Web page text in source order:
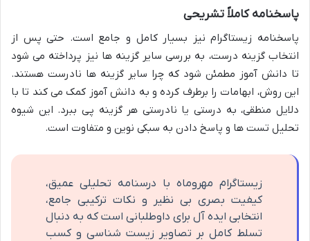
پاسخنامه کاملاً تشریحی
پاسخنامه زیستاگرام نیز بسیار کامل و جامع است. حتی پس از
انتخاب گزینه درست، به بررسی سایر گزینه ها نیز پرداخته می شود
تا دانش آموز مطمئن شود که چرا سایر گزینه ها نادرست هستند.
این روش، ابهامات را برطرف کرده و به دانش آموز کمک می کند تا با
دلایل منطقی، به درستی یا نادرستی هر گزینه پی ببرد. این شیوه
تحلیل تست ها و پاسخ دادن به سبکی نوین و متفاوت است.
زیستاگرام مهروماه با درسنامه تحلیلی عمیق،
کیفیت بصری بی نظیر و نکات ترکیبی جامع،
انتخابی ایده آل برای داوطلبانی است که به دنبال
تسلط کامل بر تصاویر زیست شناسی و کسب